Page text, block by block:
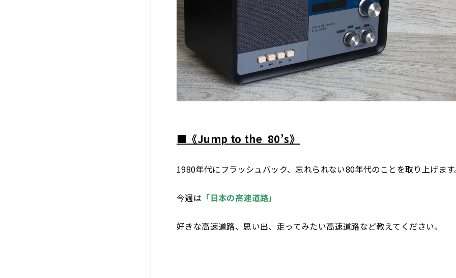
■《Jump to the 80’s》
1980年代にフラッシュバック、忘れられない80年代のことを取り上げま
今週は 「日本の高速道路」
好きな高速道路、思い出、走ってみたい高速道路など教えてください。